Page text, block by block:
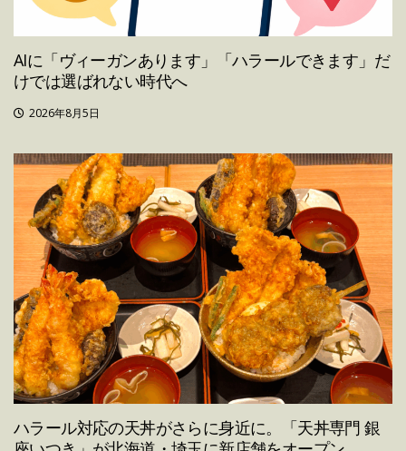
AIに「ヴィーガンあります」「ハラールできます」だ
けでは選ばれない時代へ
2026年8月5日
ハラール対応の天丼がさらに身近に。「天丼専門 銀